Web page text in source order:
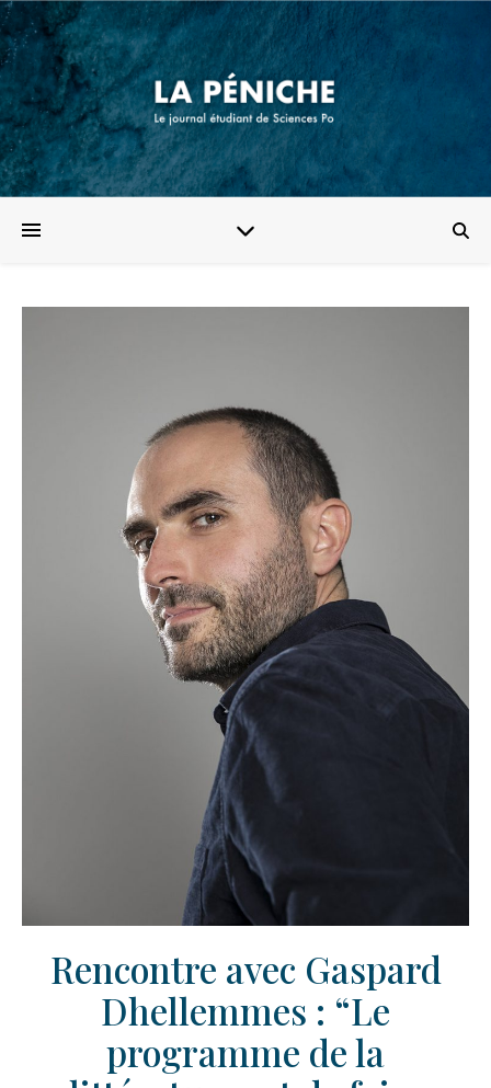
Rencontre avec Gaspard
Dhellemmes : “Le
programme de la